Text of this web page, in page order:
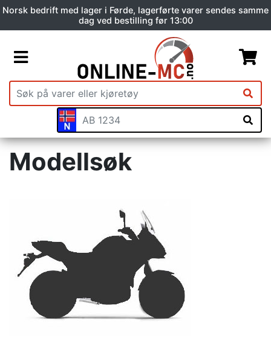
Norsk bedrift med lager i Førde, lagerførte varer sendes samme
dag ved bestilling før 13:00
Modellsøk